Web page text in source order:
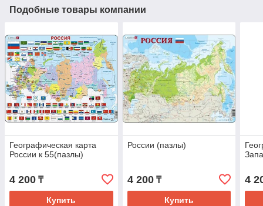
Подобные товары компании
Географическая карта
России к 55(пазлы)
4 200 ₸
Купить
России (пазлы)
4 200₸
Купить
4